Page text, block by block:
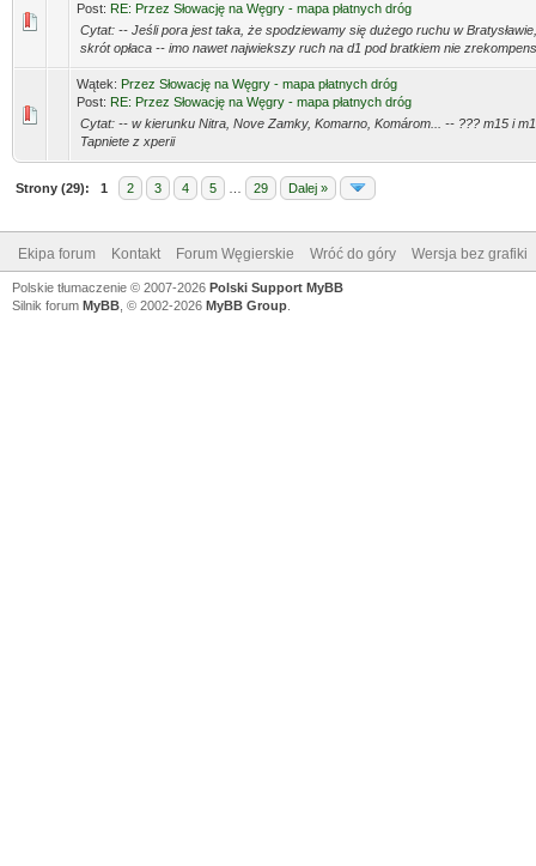
Post: RE: Przez Słowację na Węgry - mapa płatnych dróg
Cytat: -- Jeśli pora jest taka, że spodziewamy się dużego ruchu w
skrót opłaca -- imo nawet najwiekszy ruch na d1 pod bratkiem nie
Wątek: Przez Słowację na Węgry - mapa płatnych dróg
Post: RE: Przez Słowację na Węgry - mapa płatnych dróg
Cytat: -- w kierunku Nitra, Nove Zamky, Komarno, Komárom... -- ??? m15 i
Tapniete z xperii
Strony (29): 1 2 3 4 5 29 Dalej »
Ekipa forum Kontakt Forum Węgierskie Wróć do góry Wersja bez grafiki
Polskie tłumaczenie © 2007-2026 Polski Support MyBB
Silnik forum MyBB , © 2002-2026 MyBB Group